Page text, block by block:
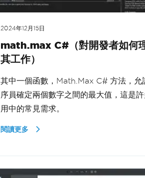
2024年12月15日
math.max C#（對開發者如何
其工作）
其中一個函數，Math.Max C# 方法，允
序員確定兩個數字之間的最大值，這是
用中的常見需求。
閱讀更多